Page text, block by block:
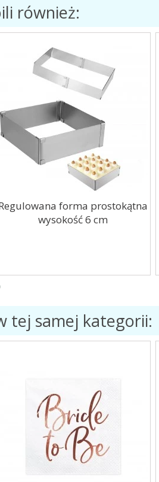
również:
forma prostokątna
wysokość 6 cm
tej samej kategorii: